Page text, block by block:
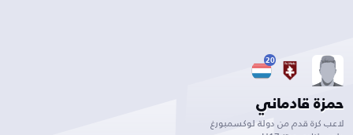
20
حمزة قادماني
لاعب كرة قدم من دولة لوكسمبورغ